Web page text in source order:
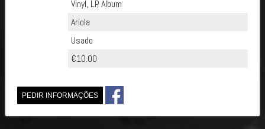
Vinyl, LP, Album
Ariola
Usado
€10.00
PEDIR INFORMAÇÕES